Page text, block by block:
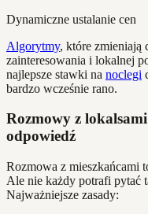
Dynamiczne ustalanie cen
Algorytmy, które zmieniają
zainteresowania i lokalnej
najlepsze stawki na noclegi
bardzo wcześnie rano.
Rozmowy z
odpowiedź
Rozmowa z mieszkańcami
Ale nie każdy potrafi pytać
Najważniejsze zasady: